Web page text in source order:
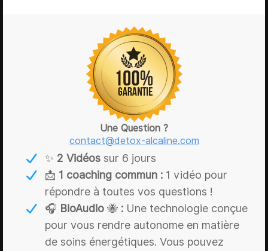
Une Question ?
contact@detox-alcaline.com
✨ 2 Vidéos sur 6 jours
📩 1 coaching commun : 1 vidéo pour
répondre à toutes vos questions !
🎧 BioAudio 🐝 : Une technologie conçue
pour vous rendre autonome en matière
de soins énergétiques. Vous pouvez